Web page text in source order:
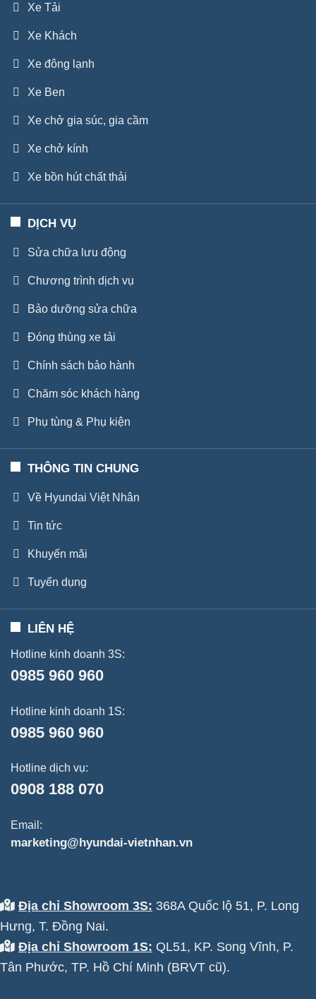
Xe Tải
Xe Khách
Xe đông lạnh
Xe Ben
Xe chở gia súc, gia cầm
Xe chở kính
Xe bồn hút chất thải
DỊCH VỤ
Sửa chữa lưu động
Chương trình dịch vụ
Bảo dưỡng sửa chữa
Đóng thùng xe tải
Chính sách bảo hành
Chăm sóc khách hàng
Phụ tùng & Phụ kiện
THÔNG TIN CHUNG
Về Hyundai Việt Nhân
Tin tức
Khuyến mãi
Tuyển dụng
LIÊN HỆ
Hotline kinh doanh 3S:
0985 960 960
Hotline kinh doanh 1S:
0985 960 960
Hotline dịch vụ:
0908 188 070
Email:
marketing@hyundai-vietnhan.vn
Địa chỉ Showroom 3S: 368A Quốc lộ 51, P. Long
Hưng, T. Đồng Nai.
Địa chỉ Showroom 1S: QL51, KP. Song Vĩnh, P.
Tân Phước, TP. Hồ Chí Minh (BRVT cũ).